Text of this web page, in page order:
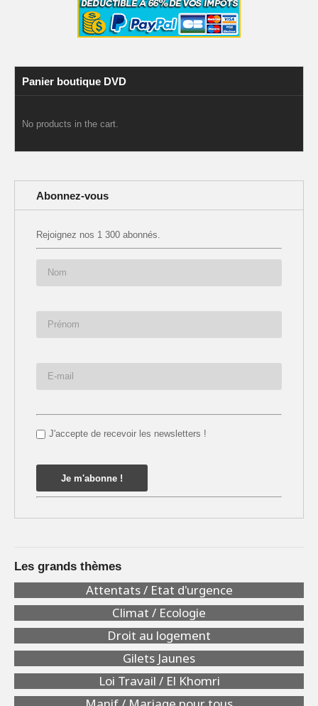
Panier boutique DVD
No products in the cart.
Abonnez-vous
Rejoignez nos 1 300 abonnés.
J'accepte de recevoir les newsletters !
Les grands thèmes
Attentats / Etat d'urgence
Climat / Ecologie
Droit au logement
Gilets Jaunes
Loi Travail / El Khomri